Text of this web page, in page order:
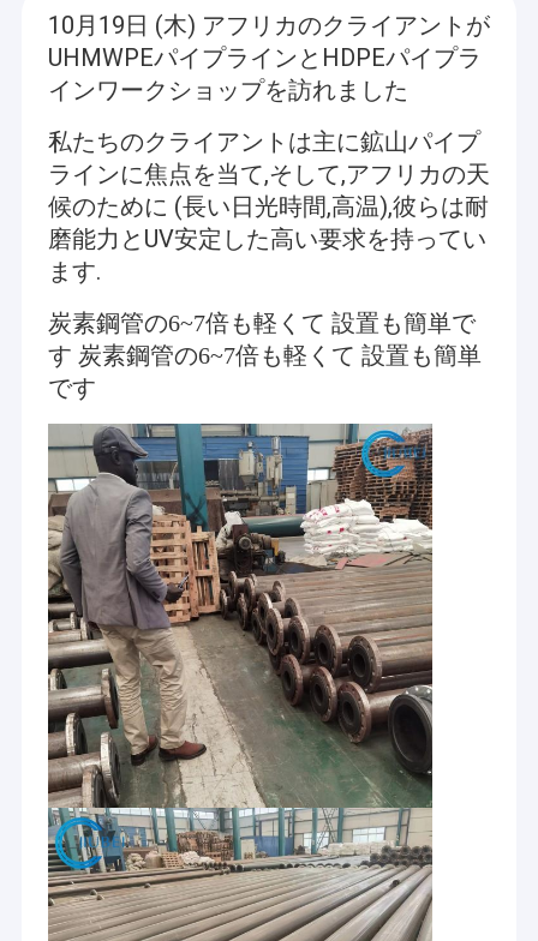
10月19日 (木) アフリカのクライアントが
UHMWPEパイプラインとHDPEパイプラ
インワークショップを訪れました
私たちのクライアントは主に鉱山パイプ
ラインに焦点を当て,そして,アフリカの天
候のために (長い日光時間,高温),彼らは耐
磨能力とUV安定した高い要求を持ってい
ます.
炭素鋼管の6~7倍も軽くて 設置も簡単で
す 炭素鋼管の6~7倍も軽くて 設置も簡単
です